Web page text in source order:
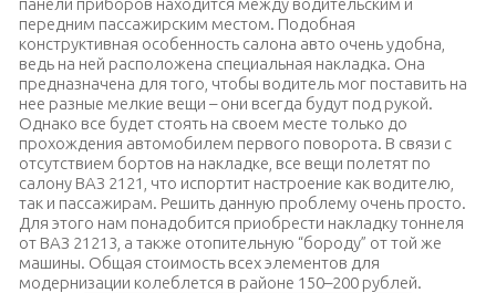
панели приборов находится между водительским и
передним пассажирским местом. Подобная
конструктивная особенность салона авто очень удобна,
ведь на ней расположена специальная накладка. Она
предназначена для того, чтобы водитель мог поставить на
нее разные мелкие вещи – они всегда будут под рукой.
Однако все будет стоять на своем месте только до
прохождения автомобилем первого поворота. В связи с
отсутствием бортов на накладке, все вещи полетят по
салону ВАЗ 2121, что испортит настроение как водителю,
так и пассажирам. Решить данную проблему очень просто.
Для этого нам понадобится приобрести накладку тоннеля
от ВАЗ 21213, а также отопительную “бороду” от той же
машины. Общая стоимость всех элементов для
модернизации колеблется в районе 150–200 рублей.